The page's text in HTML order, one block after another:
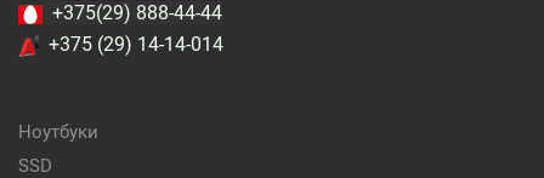
+375(29) 888-44-44
+375 (29) 14-14-014
Ноутбуки
SSD